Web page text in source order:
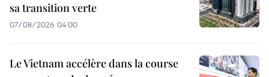
sa transition verte
07/08/2026 04:00
Le Vietnam accélère dans la course